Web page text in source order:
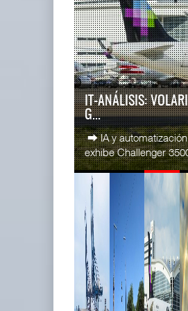
IT-ANÁLISIS:
G...
⮕ IA y
exhibe Challenger
IT-
06 AGO
La
06 AGO